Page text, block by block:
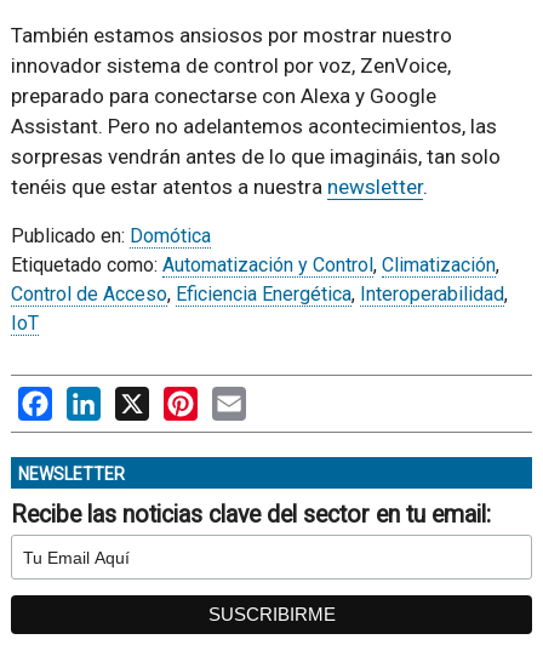
También estamos ansiosos por mostrar nuestro
innovador sistema de control por voz, ZenVoice,
preparado para conectarse con Alexa y Google
Assistant. Pero no adelantemos acontecimientos, las
sorpresas vendrán antes de lo que imagináis, tan solo
tenéis que estar atentos a nuestra newsletter.
Publicado en: Domótica
Etiquetado como: Automatización y Control, Climatización,
Control de Acceso, Eficiencia Energética, Interoperabilidad,
IoT
FacebookLinkedIn
X PinterestEmail
NEWSLETTER
Recibe las noticias clave del sector en tu email: